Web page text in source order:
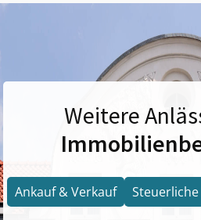
Weitere
Ankauf & Verkauf